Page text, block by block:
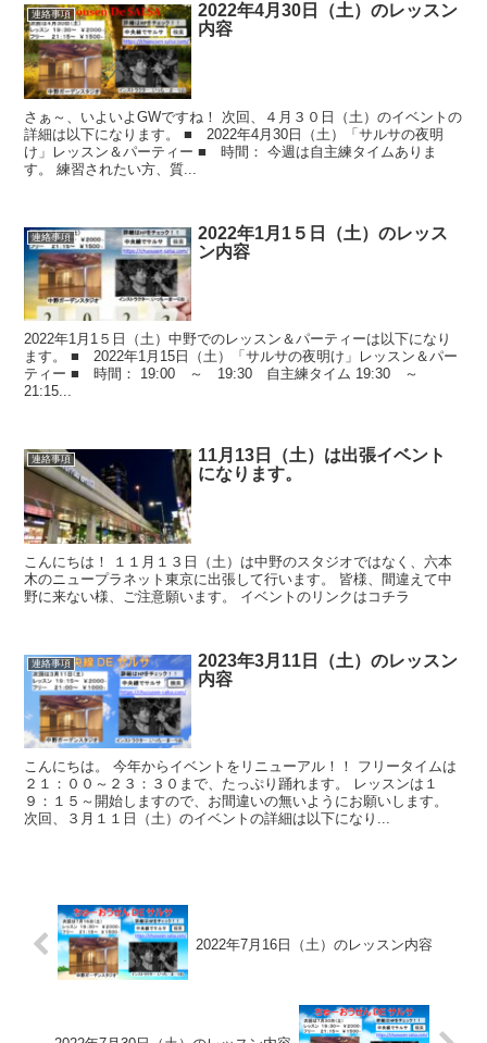
連絡事項
2022年4月30日（土）のレッスン
内容
さぁ～、いよいよGWですね！ 次回、４月３０日（土）のイベントの
詳細は以下になります。 ■ 2022年4月30日（土）「サルサの夜明
け」レッスン＆パーティー ■ 時間： 今週は自主練タイムありま
す。 練習されたい方、質...
連絡事項
2022年1月1５日（土）のレッス
ン内容
2022年1月1５日（土）中野でのレッスン＆パーティーは以下になり
ます。 ■ 2022年1月15日（土）「サルサの夜明け」レッスン＆パー
ティー ■ 時間： 19:00 ～ 19:30 自主練タイム 19:30 ～
21:15...
連絡事項
11月13日（土）は出張イベント
になります。
こんにちは！ １１月１３日（土）は中野のスタジオではなく、六本
木のニュープラネット東京に出張して行います。 皆様、間違えて中
野に来ない様、ご注意願います。 イベントのリンクはコチラ
連絡事項
2023年3月11日（土）のレッスン
内容
こんにちは。 今年からイベントをリニューアル！！ フリータイムは
２１：００～２３：３０まで、たっぷり踊れます。 レッスンは１
９：１５～開始しますので、お間違いの無いようにお願いします。
次回、３月１１日（土）のイベントの詳細は以下になり...
2022年7月16日（土）のレッスン内容